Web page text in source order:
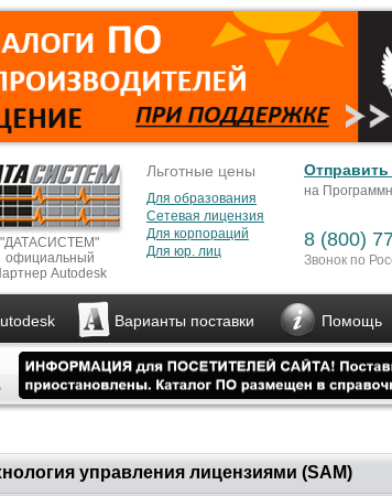
"ДАТАСИСТЕМ"
официальный
Autodesk
Льготные цены
Для образования
Сетевая лицензия
Для корпораций
Для юр. лиц
Отправить
на
8 (800)
Звонок по
Варианты поставки Помощь
управления лицензиями (SAM)